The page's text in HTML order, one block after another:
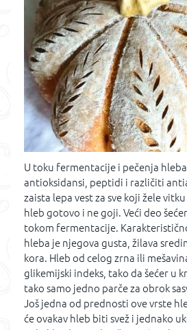
U toku fermentacije i pečenja
antioksidansi, peptidi i različiti
zaista lepa vest za sve koji žele
hleb gotovo i ne goji. Veći deo
tokom fermentacije.
hleba je njegova gusta, žilava
kora. Hleb od celog zrna ili
glikemijski indeks, tako da šećer u
tako samo jedno parče za obrok
Još jedna od prednosti ove vrste
će ovakav hleb biti svež i jednako